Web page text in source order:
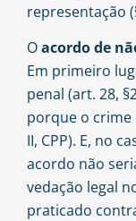
representação
Oacordo de
Em primeiro
penal (art. 28,
porque o crime
II, CPP). E, no
acordo não
vedação legal
praticado